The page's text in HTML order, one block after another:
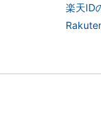
楽天ID